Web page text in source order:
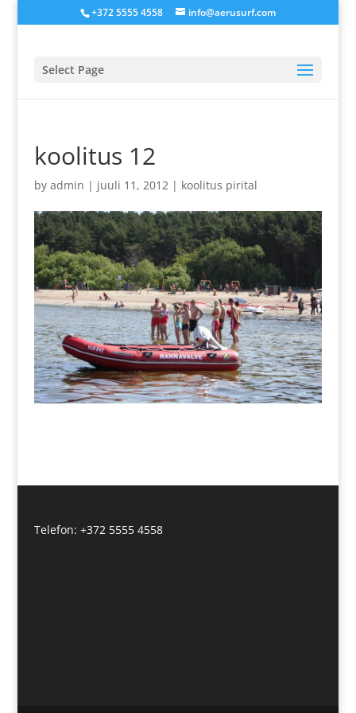
+372 5555 4558 info@aerusurf.com
Select Page
koolitus 12
by admin | juuli 11, 2012| koolitus pirital
Telefon: +372 5555 4558